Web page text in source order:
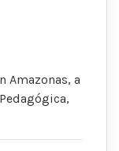
Amazonas, a